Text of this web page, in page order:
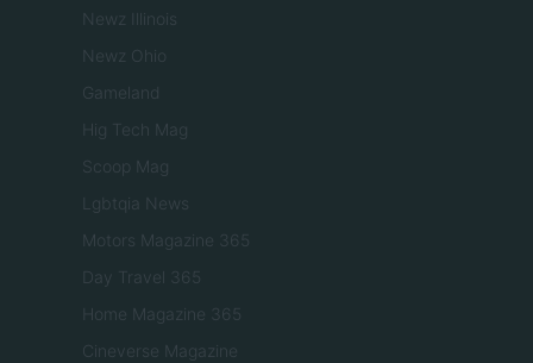
Newz Illinois
Newz Ohio
Gameland
Hig Tech Mag
Scoop Mag
Lgbtqia News
Motors Magazine 365
Day Travel 365
Home Magazine 365
Cineverse Magazine